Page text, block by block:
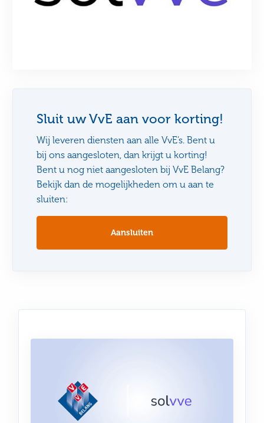
Sluit uw VvE aan voor korting!
Wij leveren diensten aan alle VvE’s. Bent u
bij ons aangesloten, dan krijgt u korting!
Bent u nog niet aangesloten bij VvE Belang?
Bekijk dan de mogelijkheden om u aan te
sluiten:
Aansluiten
Video